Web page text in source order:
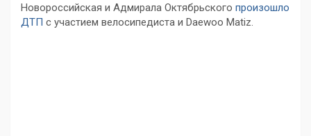
Новороссийская и Адмирала Октябрьского произошло
ДТП с участием велосипедиста и Daewoo Matiz.